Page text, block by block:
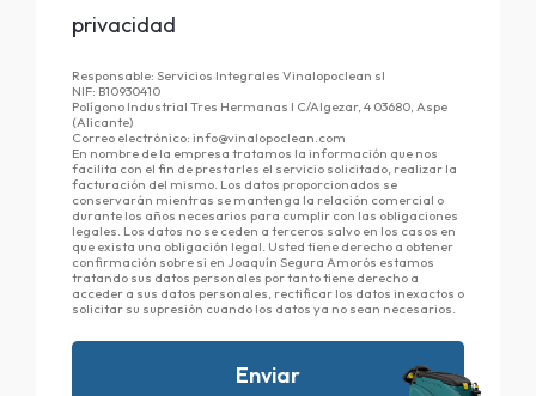
privacidad
Responsable: Servicios Integrales Vinalopoclean sl
NIF: B10930410
Polígono Industrial Tres Hermanas I C/Algezar, 4 03680, Aspe
(Alicante)
Correo electrónico: info@vinalopoclean.com
En nombre de la empresa tratamos la información que nos
facilita con el fin de prestarles el servicio solicitado, realizar la
facturación del mismo. Los datos proporcionados se
conservarán mientras se mantenga la relación comercial o
durante los años necesarios para cumplir con las obligaciones
legales. Los datos no se ceden a terceros salvo en los casos en
que exista una obligación legal. Usted tiene derecho a obtener
confirmación sobre si en Joaquín Segura Amorós estamos
tratando sus datos personales por tanto tiene derecho a
acceder a sus datos personales, rectificar los datos inexactos o
solicitar su supresión cuando los datos ya no sean necesarios.
Enviar